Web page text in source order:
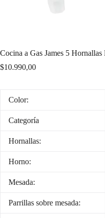
Cocina a Gas James 5
$10.990,00
Color:
Categoría
Hornallas:
Horno:
Mesada:
Parrillas sobre mesada: